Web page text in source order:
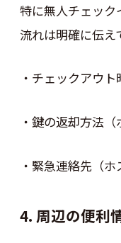
特に無人チェッ
流れは明確に伝え
・チェックアウ
・鍵の返却方法（
・緊急連絡先（
4. 周辺の便利